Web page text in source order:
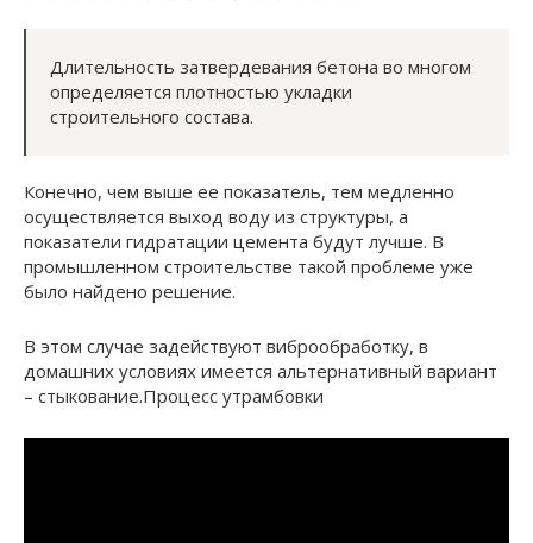
Длительность затвердевания бетона во многом
определяется плотностью укладки
строительного состава.
Конечно, чем выше ее показатель, тем медленно
осуществляется выход воду из структуры, а
показатели гидратации цемента будут лучше. В
промышленном строительстве такой проблеме уже
было найдено решение.
В этом случае задействуют виброобработку, в
домашних условиях имеется альтернативный вариант
– стыкование.Процесс утрамбовки